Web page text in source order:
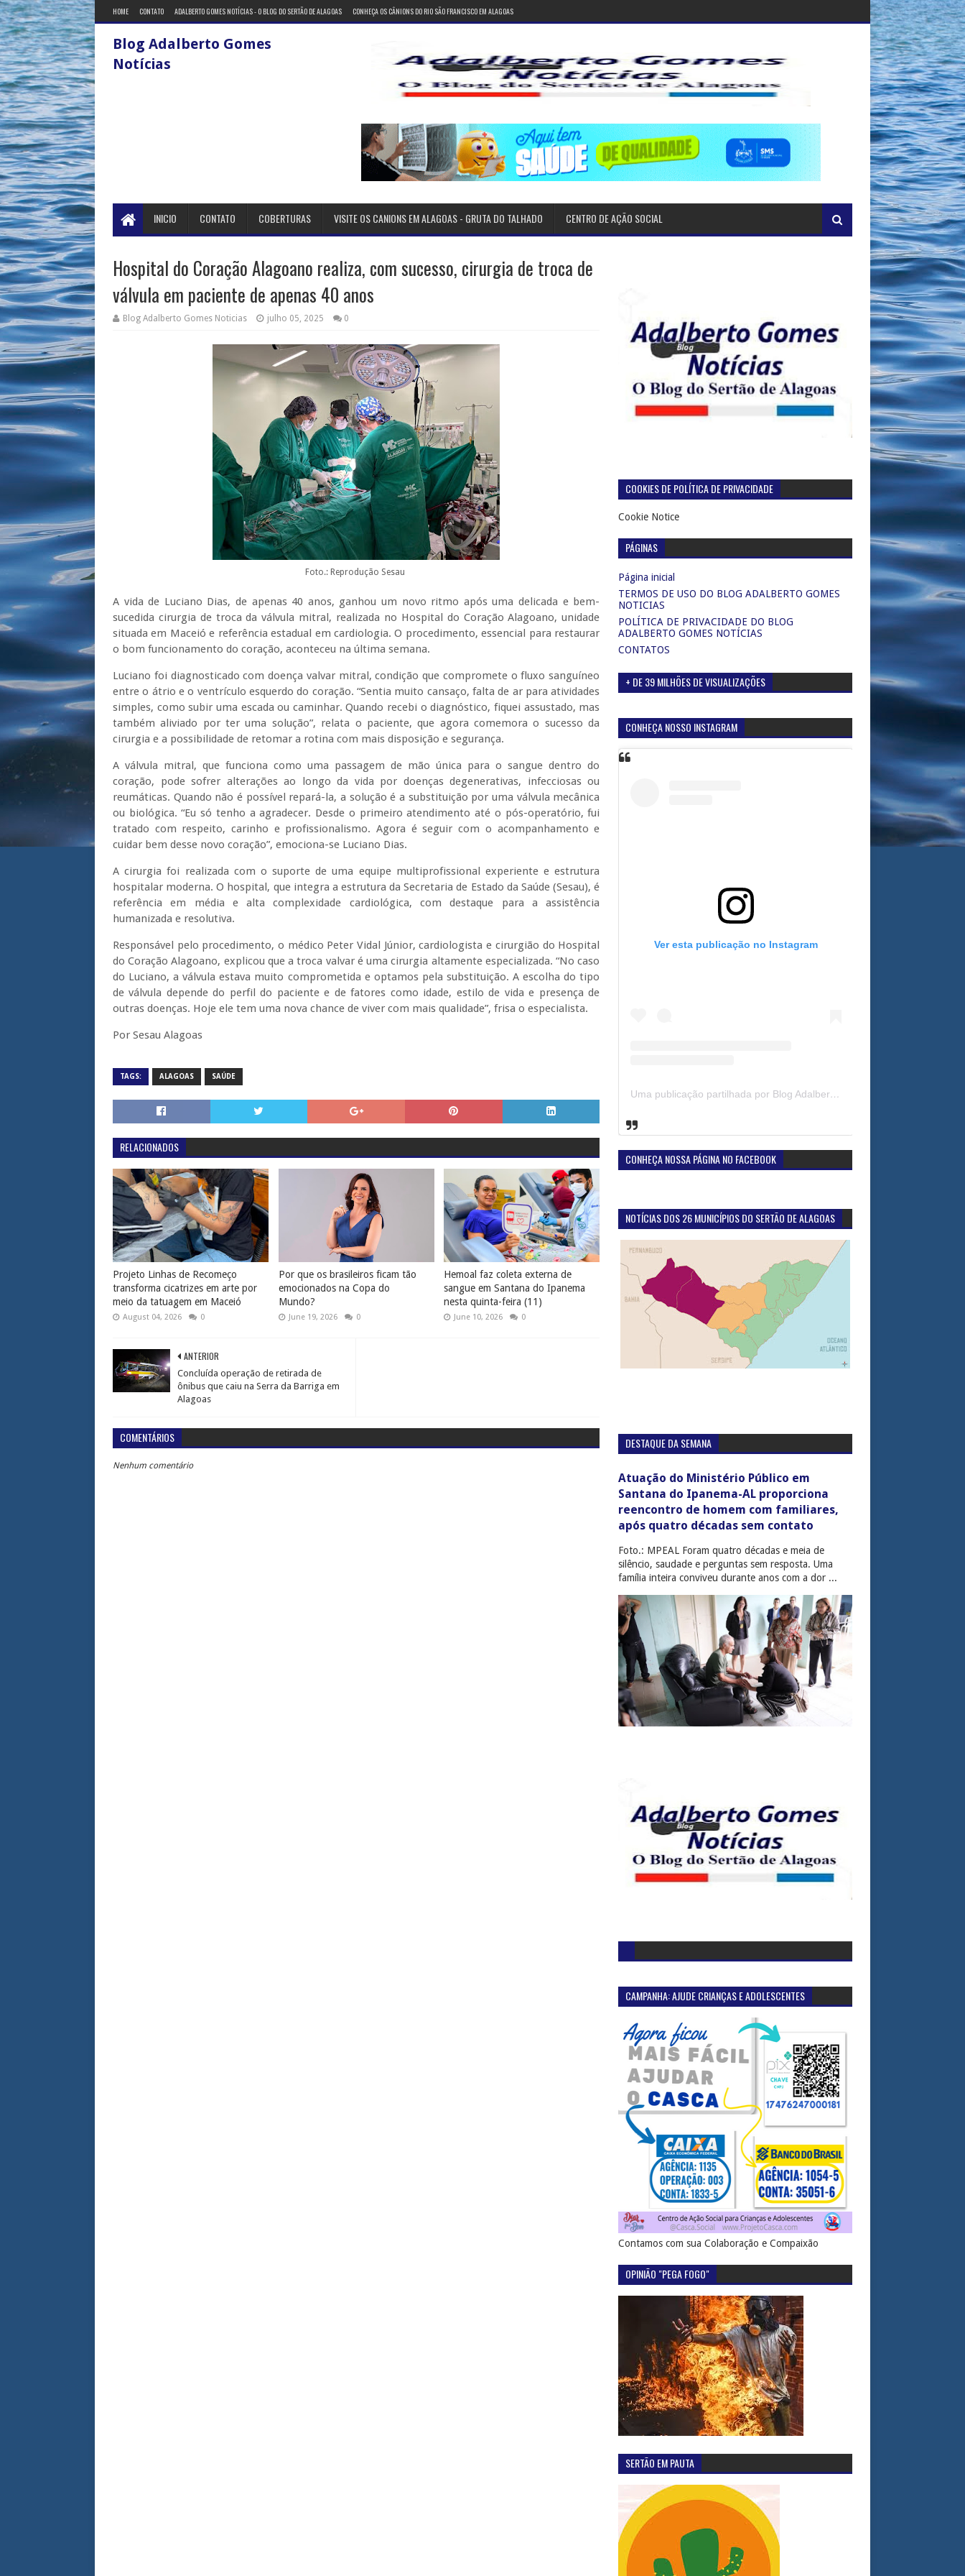
HOME CONTATO ADALBERTO GOMES NOTÍCIAS - O BLOG DO SERTÃO DE ALAGOAS CONHEÇA OS CÂNIONS DO RIO SÃO FRANCISCO EM ALAGOAS
Blog Adalberto Gomes
Notícias
INICIO CONTATO COBERTURAS VISITE OS CANIONS EM ALAGOAS - GRUTA DO TALHADO CENTRO DE AÇÃO SOCIAL
Hospital do Coração Alagoano realiza, com sucesso, cirurgia de troca de
válvula em paciente de apenas 40 anos
Blog Adalberto Gomes Noticias julho 05, 2025 0
Foto.: Reprodução Sesau
A vida de Luciano Dias, de apenas 40 anos, ganhou um novo ritmo após uma delicada e bem-
sucedida cirurgia de troca da válvula mitral, realizada no Hospital do Coração Alagoano, unidade
situada em Maceió e referência estadual em cardiologia. O procedimento, essencial para restaurar
o bom funcionamento do coração, aconteceu na última semana.
Luciano foi diagnosticado com doença valvar mitral, condição que compromete o fluxo sanguíneo
entre o átrio e o ventrículo esquerdo do coração. “Sentia muito cansaço, falta de ar para atividades
simples, como subir uma escada ou caminhar. Quando recebi o diagnóstico, fiquei assustado, mas
também aliviado por ter uma solução”, relata o paciente, que agora comemora o sucesso da
cirurgia e a possibilidade de retomar a rotina com mais disposição e segurança.
A válvula mitral, que funciona como uma passagem de mão única para o sangue dentro do
coração, pode sofrer alterações ao longo da vida por doenças degenerativas, infecciosas ou
reumáticas. Quando não é possível repará-la, a solução é a substituição por uma válvula mecânica
ou biológica. “Eu só tenho a agradecer. Desde o primeiro atendimento até o pós-operatório, fui
tratado com respeito, carinho e profissionalismo. Agora é seguir com o acompanhamento e
cuidar bem desse novo coração”, emociona-se Luciano Dias.
A cirurgia foi realizada com o suporte de uma equipe multiprofissional experiente e estrutura
hospitalar moderna. O hospital, que integra a estrutura da Secretaria de Estado da Saúde (Sesau), é
referência em média e alta complexidade cardiológica, com destaque para a assistência
humanizada e resolutiva.
Responsável pelo procedimento, o médico Peter Vidal Júnior, cardiologista e cirurgião do Hospital
do Coração Alagoano, explicou que a troca valvar é uma cirurgia altamente especializada. “No caso
do Luciano, a válvula estava muito comprometida e optamos pela substituição. A escolha do tipo
de válvula depende do perfil do paciente e de fatores como idade, estilo de vida e presença de
outras doenças. Hoje ele tem uma nova chance de viver com mais qualidade”, frisa o especialista.
Por Sesau Alagoas
TAGS: ALAGOAS SAÚDE
RELACIONADOS
Projeto Linhas de Recomeço
transforma cicatrizes em arte por
meio da tatuagem em Maceió
August 04, 2026 0
Por que os brasileiros ficam tão
emocionados na Copa do
Mundo?
June 19, 2026 0
Hemoal faz coleta externa de
sangue em Santana do Ipanema
nesta quinta-feira (11)
June 10, 2026 0
ANTERIOR
Concluída operação de retirada de
ônibus que caiu na Serra da Barriga em
Alagoas
COMENTÁRIOS
Nenhum comentário
COOKIES DE POLÍTICA DE PRIVACIDADE
Cookie Notice
PÁGINAS
Página inicial
TERMOS DE USO DO BLOG ADALBERTO GOMES
NOTICIAS
POLÍTICA DE PRIVACIDADE DO BLOG
ADALBERTO GOMES NOTÍCIAS
CONTATOS
+ DE 39 MILHÕES DE VISUALIZAÇÕES
CONHEÇA NOSSO INSTAGRAM
Ver esta publicação no Instagram
Uma publicação partilhada por Blog Adalberto Gomes Noticias (@blogadalbertogomesnoticiass)
CONHEÇA NOSSA PÁGINA NO FACEBOOK
NOTÍCIAS DOS 26 MUNICÍPIOS DO SERTÃO DE ALAGOAS
DESTAQUE DA SEMANA
Atuação do Ministério Público em
Santana do Ipanema-AL proporciona
reencontro de homem com familiares,
após quatro décadas sem contato
Foto.: MPEAL Foram quatro décadas e meia de
silêncio, saudade e perguntas sem resposta. Uma
família inteira conviveu durante anos com a dor ...
CAMPANHA: AJUDE CRIANÇAS E ADOLESCENTES
Contamos com sua Colaboração e Compaixão
OPINIÃO "PEGA FOGO"
SERTÃO EM PAUTA